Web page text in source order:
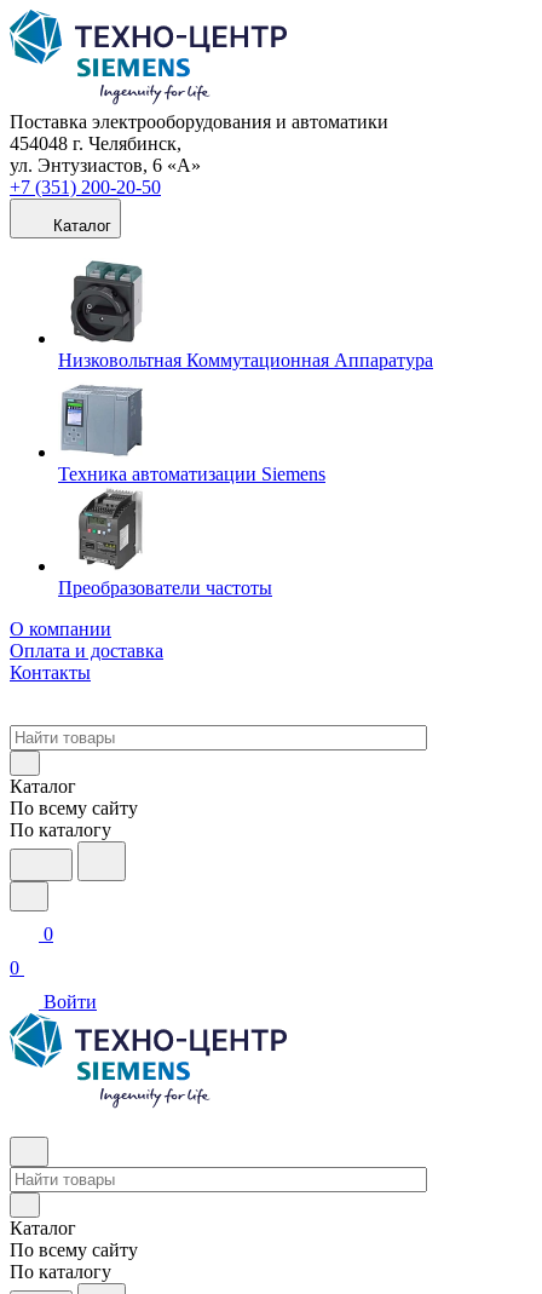
Поставка электрооборудования и автоматики
454048 г. Челябинск,
ул. Энтузиастов, 6 «А»
+7 (351) 200-20-50
Каталог
Низковольтная Коммутационная Аппаратура
Техника автоматизации Siemens
Преобразователи частоты
О компании
Оплата и доставка
Контакты
Каталог
По всему сайту
По каталогу
0
0
Войти
Каталог
По всему сайту
По каталогу